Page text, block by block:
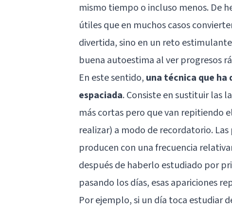
mismo tiempo o incluso menos. De
útiles que en muchos casos
divertida, sino en un reto
buena autoestima al ver progresos
En este sentido, una técnica que
espaciada. Consiste en sustituir las
más cortas pero que van repitiendo
realizar) a modo de recordatorio.
producen con una frecuencia
después de haberlo estudiado por
pasando los días, esas apariciones
Por ejemplo, si un día toca estudiar